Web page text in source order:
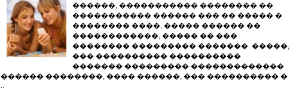
������, ����������� �������� ��
����������� ������ ��� �� ����� �
�������� ����, ����� ������ ��
������������, ����� �� ���
�������� ��������� �������. �����,
��� ���������� ����������
������� ��������� �������������
������ ��������, ���� ������, ��� ���������� �
..